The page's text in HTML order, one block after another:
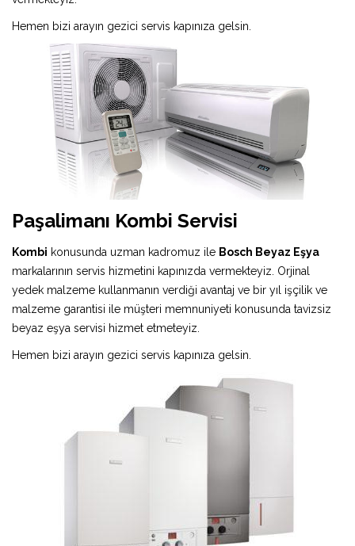
Hemen bizi arayın gezici servis kapınıza gelsin.
Paşalimanı Kombi Servisi
Kombi konusunda uzman kadromuz ile Bosch Beyaz Eşya
markalarının servis hizmetini kapınızda vermekteyiz. Orjinal
yedek malzeme kullanmanın verdiği avantaj ve bir yıl işçilik ve
malzeme garantisi ile müşteri memnuniyeti konusunda tavizsiz
beyaz eşya servisi hizmet etmeteyiz.
Hemen bizi arayın gezici servis kapınıza gelsin.